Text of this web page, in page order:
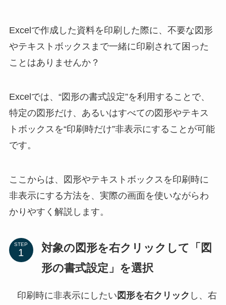
Excelで作成した資料を印刷した際に、不要な図形
やテキストボックスまで一緒に印刷されて困った
ことはありませんか？
Excelでは、“図形の書式設定”を利用することで、
特定の図形だけ、あるいはすべての図形やテキス
トボックスを“印刷時だけ”非表示にすることが可能
です。
ここからは、図形やテキストボックスを印刷時に
非表示にする方法を、実際の画面を使いながらわ
かりやすく解説します。
STEP
対象の図形を右クリックして「図
形の書式設定」を選択
印刷時に非表示にしたい 図形を右クリック し、右